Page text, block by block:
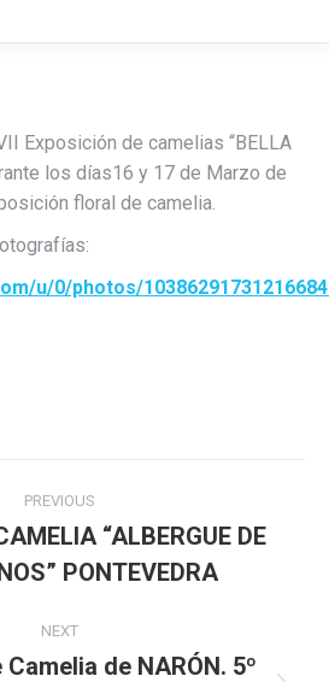
Exposición de camelias “BELLA
los días16 y 17 de Marzo de
floral de camelia.
u/0/photos/
PREVIOUS
post:
“ALBERGUE DE
PONTEVEDRA
NEXT
de NARÓN. 5º